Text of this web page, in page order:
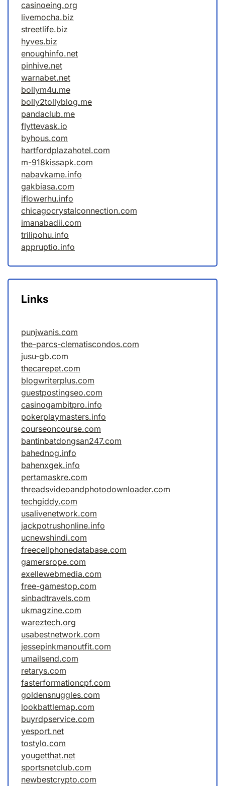
casinoeing.org
livemocha.biz
streetlife.biz
hyves.biz
enoughinfo.net
pinhive.net
warnabet.net
bollym4u.me
bolly2tollyblog.me
pandaclub.me
flyttevask.io
byhous.com
hartfordplazahotel.com
m-918kissapk.com
nabavkame.info
gakbiasa.com
iflowerhu.info
chicagocrystalconnection.com
imanabadii.com
trilipohu.info
appruptio.info
Links
punjwanis.com
the-parcs-clematiscondos.com
jusu-gb.com
thecarepet.com
blogwriterplus.com
guestpostingseo.com
casinogambitpro.info
pokerplaymasters.info
courseoncourse.com
bantinbatdongsan247.com
bahednog.info
bahenxgek.info
pertamaskre.com
threadsvideoandphotodownloader.com
techgiddy.com
usalivenetwork.com
jackpotrushonline.info
ucnewshindi.com
freecellphonedatabase.com
gamersrope.com
exellewebmedia.com
free-gamestop.com
sinbadtravels.com
ukmagzine.com
wareztech.org
usabestnetwork.com
jessepinkmanoutfit.com
umailsend.com
retarys.com
fasterformationcpf.com
goldensnuggles.com
lookbattlemap.com
buyrdpservice.com
yesport.net
tostylo.com
yougetthat.net
sportsnetclub.com
newbestcrypto.com